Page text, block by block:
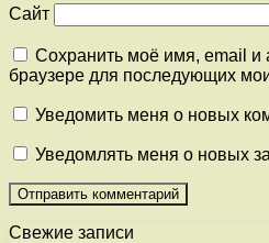
Сайт
Сохранить моё имя, email и
браузере для последующих
Уведомить меня о новых
Уведомлять меня о новых
Свежие записи